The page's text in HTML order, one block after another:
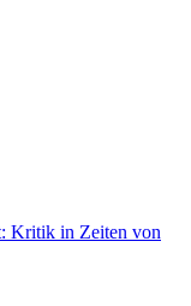
Kritik in Zeiten von